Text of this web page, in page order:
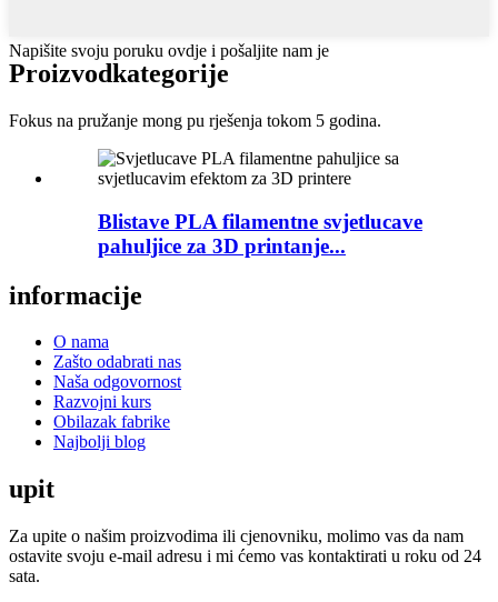
Napišite svoju poruku ovdje i pošaljite nam je
Proizvodkategorije
Fokus na pružanje mong pu rješenja tokom 5 godina.
Blistave PLA filamentne svjetlucave
pahuljice za 3D printanje...
informacije
O nama
Zašto odabrati nas
Naša odgovornost
Razvojni kurs
Obilazak fabrike
Najbolji blog
upit
Za upite o našim proizvodima ili cjenovniku, molimo vas da nam
ostavite svoju e-mail adresu i mi ćemo vas kontaktirati u roku od 24
sata.